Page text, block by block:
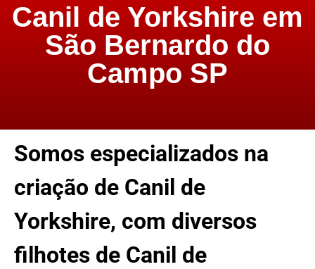
Canil de Yorkshire em
São Bernardo do
Campo SP
Somos especializados na
criação de Canil de
Yorkshire, com diversos
filhotes de Canil de